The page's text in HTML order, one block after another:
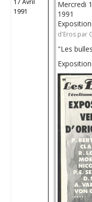
17 Avril
1991
Mercredi
1991
Exposition
d'Eros par
"Les